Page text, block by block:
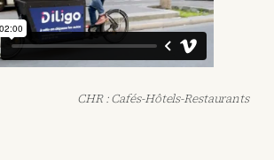
CHR : Cafés-Hôtels-Restaurants